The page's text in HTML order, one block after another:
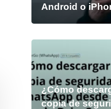
Android o
¿Cómo
copia de